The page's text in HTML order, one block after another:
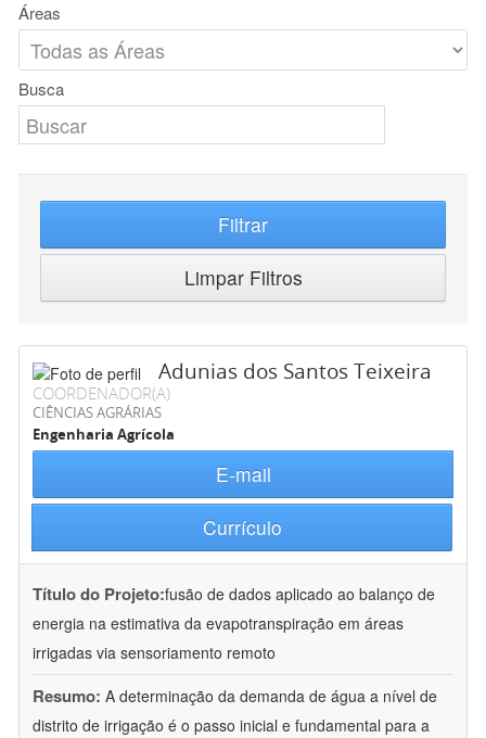
Áreas
Busca
Filtrar
Limpar Filtros
Adunias dos Santos Teixeira
COORDENADOR(A)
CIÊNCIAS AGRÁRIAS
Engenharia Agrícola
E-mail
Currículo
Título do Projeto:fusão de dados aplicado ao balanço de
energia na estimativa da evapotranspiração em áreas
irrigadas via sensoriamento remoto
Resumo: A determinação da demanda de água a nível de
distrito de irrigação é o passo inicial e fundamental para a